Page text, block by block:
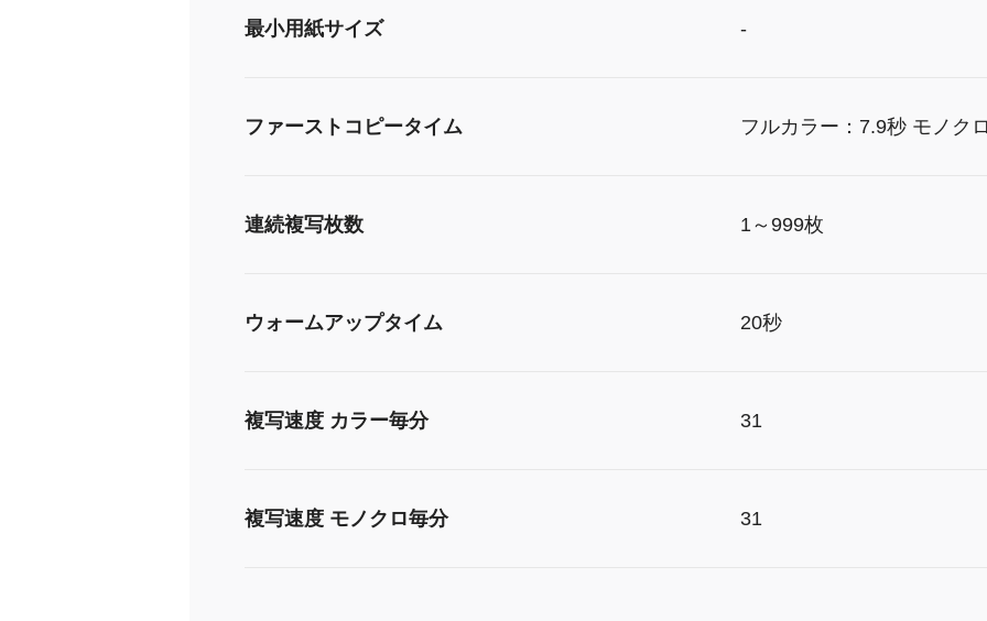
最小用紙サイズ -
ファーストコピータイム フルカラー：7.9秒 モノク
連続複写枚数 1～999枚
ウォームアップタイム 20秒
複写速度 カラー毎分 31
複写速度 モノクロ毎分 31